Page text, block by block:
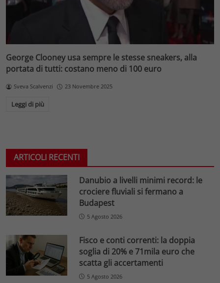
George Clooney usa sempre le stesse sneakers, alla
portata di tutti: costano meno di 100 euro
Sveva Scalvenzi 23 Novembre 2025
Leggi di più
ARTICOLI RECENTI
Danubio a livelli minimi record: le
crociere fluviali si fermano a
Budapest
5 Agosto 2026
Fisco e conti correnti: la doppia
soglia di 20% e 71mila euro che
scatta gli accertamenti
5 Agosto 2026